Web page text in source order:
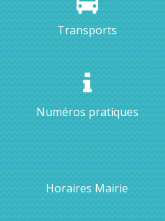
Transports
Numéros pratiques
Horaires Mairie